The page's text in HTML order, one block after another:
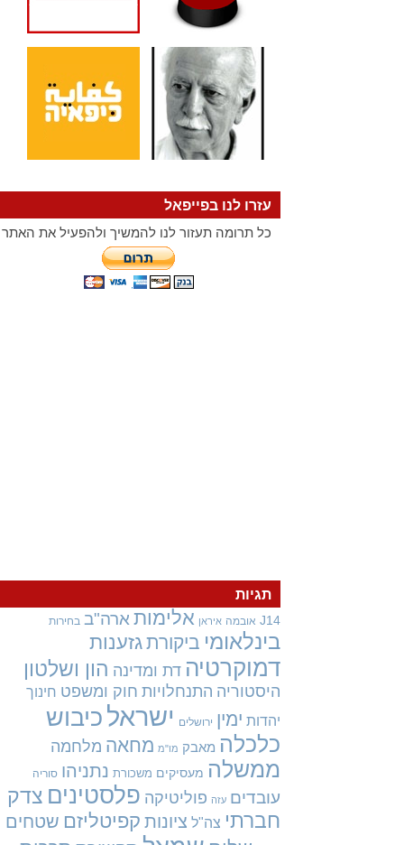
עזרו לנו בפייפאל
כל תרומה תעזור לנו להמשיך ולהפעיל את האתר
תגיות
J14 אובמה איראן אלימות ארה"ב בחירות
בינלאומיביקורתגזענות
דמוקרטיה דת ומדינההון ושלטון
היסטוריה התנחלויות חוק ומשפט חינוך
יהדות ימין ירושלים ישראלכיבוש
כלכלה מאבק מו"מ מחאהמלחמה
ממשלה מעסיקים משכורת נתניהו סוריה
עובדים עזה פוליטיקה פלסטיניםצדק
חברתי צה"ל ציונותקפיטליזםשטחים